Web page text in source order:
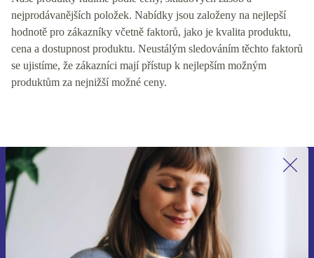
nejprodávanějších položek. Nabídky jsou založeny na nejlepší
hodnotě pro zákazníky včetně faktorů, jako je kvalita produktu,
cena a dostupnost produktu. Neustálým sledováním těchto faktorů
se ujistíme, že zákazníci mají přístup k nejlepším možným
produktům za nejnižší možné ceny.
Přihlas se k odběru našich novinek a
ušetři 400 Kč!
Už nikdy nepromeškej žádnou nabídku.